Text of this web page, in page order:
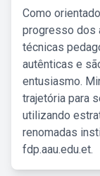
Como
progresso dos
técnicas
autênticas e
entusiasmo.
trajetória para
utilizando
renomadas
fdp.aau.edu.et.